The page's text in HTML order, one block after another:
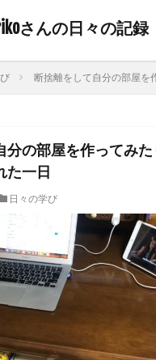
さんの日々の記録
断捨離をして自分の部屋を
分の部屋を作ってみ
た一日
日々の学び